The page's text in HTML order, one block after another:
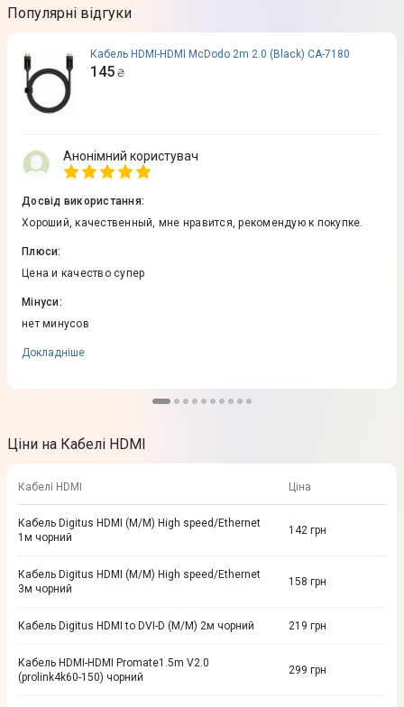
Популярні відгуки
Кабель HDMI-HDMI McDodo 2m 2.0 (Black) CA-7180
145 ₴
Анонімний користувач
Досвід використання:
Хороший, качественный, мне нравится, рекомендую к покупке.
Плюси:
Цена и качество супер
Мінуси:
нет минусов
Докладніше
Ціни на Кабелі HDMI
Кабелі HDMI Ціна
Кабель Digitus HDMI (M/M) High speed/Ethernet
1м чорний
142 грн
Кабель Digitus HDMI (M/M) High speed/Ethernet
3м чорний
158 грн
Кабель Digitus HDMI to DVI-D (M/M) 2м чорний 219 грн
Кабель HDMI-HDMI Promate1.5m V2.0
(prolink4k60-150) чорний
299 грн